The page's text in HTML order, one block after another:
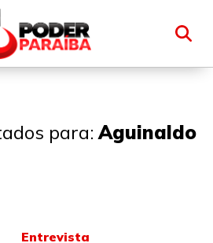
para:Aguinaldo
Entrevista